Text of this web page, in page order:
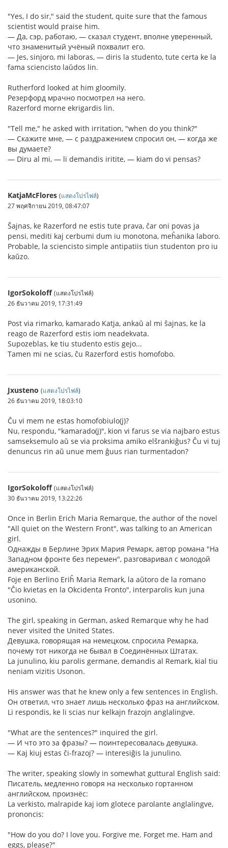
"Yes, I do sir," said the student, quite sure that the famous
scientist would praise him.
— Да, сэр, работаю, — сказал студент, вполне уверенный,
что знаменитый учёный похвалит его.
— Jes, sinjoro, mi laboras, — diris la studento, tute certa ke la
fama sciencisto laŭdos lin.
Rutherford looked at him gloomily.
Резерфорд мрачно посмотрел на него.
Razerford morne ekrigardis lin.
"Tell me," he asked with irritation, "when do you think?"
— Скажите мне, — с раздражением спросил он, — когда же
вы думаете?
— Diru al mi, — li demandis iritite, — kiam do vi pensas?
KatjaMcFlores (แสดงโปรไฟล์)
27 พฤศจิกายน 2019, 08:47:07
Ŝajnas, ke Razerford ne estis tute prava, ĉar oni povas ja
pensi, mediti kaj cerbumi dum iu monotona, meĥanika laboro.
Probable, la sciencisto simple antipatiis tiun studenton pro iu
kaŭzo.
IgorSokoloff (แสดงโปรไฟล์)
26 ธันวาคม 2019, 17:31:49
Post via rimarko, kamarado Katja, ankaŭ al mi ŝajnas, ke la
reago de Razerford estis iom neadekvata.
Supozeblas, ke tiu studento estis gejo...
Tamen mi ne scias, ĉu Razerford estis homofobo.
Jxusteno (แสดงโปรไฟล์)
26 ธันวาคม 2019, 18:03:10
Ĉu vi mem ne estas homofobiulo(j)?
Nu, respondu, "kamarado(j)", kion vi farus se via najbaro estus
samseksemulo aŭ se via proksima amiko elŝrankiĝus? Ĉu vi tuj
denuncus rin aŭ unue mem ĝuus rian turmentadon?
IgorSokoloff (แสดงโปรไฟล์)
30 ธันวาคม 2019, 13:22:26
Once in Berlin Erich Maria Remarque, the author of the novel
"All quiet on the Western Front", was talking to an American
girl.
Однажды в Берлине Эрих Мария Ремарк, автор романа "На
Западном фронте без перемен", разговаривал с молодой
американской.
Foje en Berlino Eriĥ Maria Remark, la aŭtoro de la romano
"Ĉio kvietas en la Okcidenta Fronto", interparolis kun juna
usonino.
The girl, speaking in German, asked Remarque why he had
never visited the United States.
Девушка, говорящая на немецком, спросила Ремарка,
почему тот никогда не бывал в Соединённых Штатах.
La junulino, kiu parolis germane, demandis al Remark, kial tiu
neniam vizitis Usonon.
His answer was that he knew only a few sentences in English.
Он ответил, что знает лишь несколько фраз на английском.
Li respondis, ke li scias nur kelkajn frazojn anglalingve.
"What are the sentences?" inquired the girl.
— И что это за фразы? — поинтересовалась девушка.
— Kaj kiuj estas ĉi-frazoj? — interesiĝis la junulino.
The writer, speaking slowly in somewhat guttural English said:
Писатель, медленно говоря на несколько гортанном
английском, произнёс:
La verkisto, malrapide kaj iom glotece parolante anglalingve,
prononcis:
"How do you do? I love you. Forgive me. Forget me. Ham and
eggs, please?"